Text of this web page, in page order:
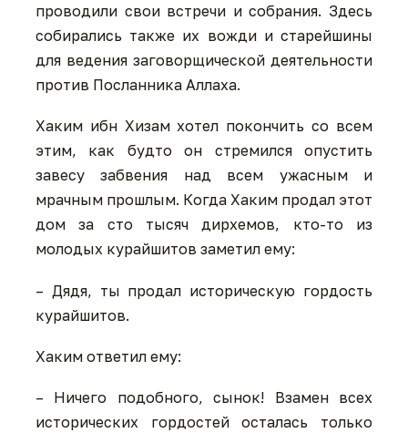
проводили свои встречи и собрания. Здесь
собирались также их вожди и старейшины
для ведения заговорщической деятельности
против Посланника Аллаха.
Хаким ибн Хизам хотел покончить со всем
этим, как будто он стремился опустить
завесу забвения над всем ужасным и
мрачным прошлым. Когда Хаким продал этот
дом за сто тысяч дирхемов, кто-то из
молодых курайшитов заметил ему:
– Дядя, ты продал историческую гордость
курайшитов.
Хаким ответил ему:
– Ничего подобного, сынок! Взамен всех
исторических гордостей осталась только